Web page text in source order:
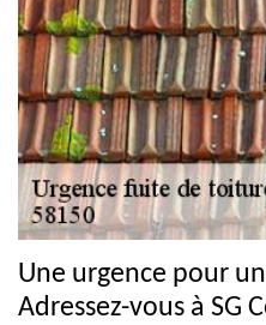
Une urgence pour
Adressez-vous à SG